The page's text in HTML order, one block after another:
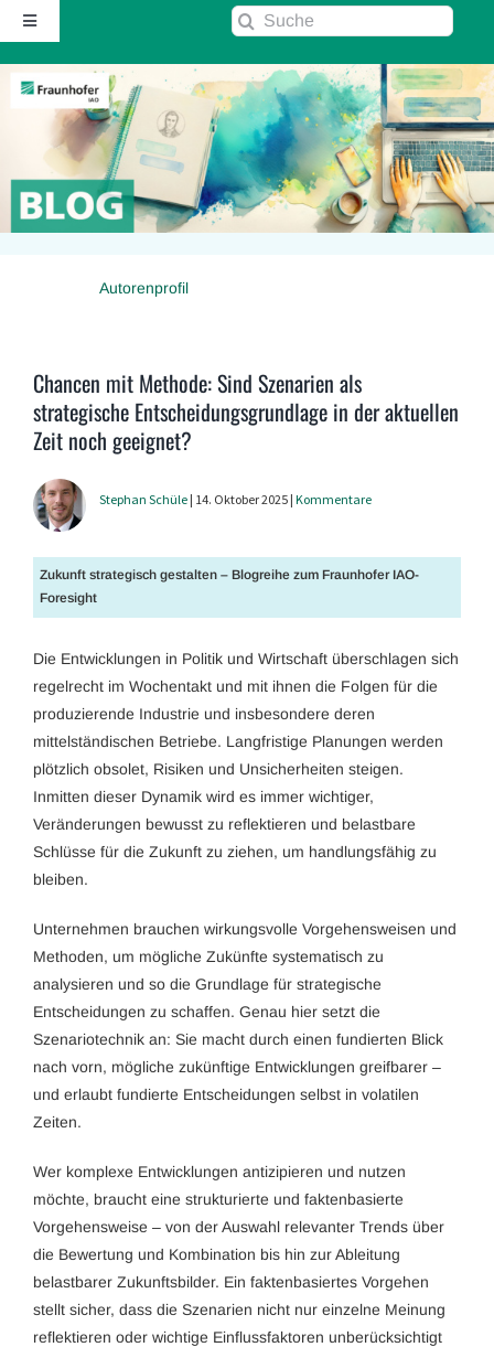
Zum
Inhalt
springen
Toggle
Navigation
Startseite
Über diesen Blog
Kontakt
Kommentarrichtlinie
Fraunhofer IAO ↗
Suche
Autorenprofil
Chancen mit Methode: Sind Szenarien als
strategische Entscheidungsgrundlage in der aktuellen
Zeit noch geeignet?
Stephan Schüle | 14. Oktober 2025 | Kommentare
Zukunft strategisch gestalten – Blogreihe zum Fraunhofer IAO-
Foresight
Die Entwicklungen in Politik und Wirtschaft überschlagen sich
regelrecht im Wochentakt und mit ihnen die Folgen für die
produzierende Industrie und insbesondere deren
mittelständischen Betriebe. Langfristige Planungen werden
plötzlich obsolet, Risiken und Unsicherheiten steigen.
Inmitten dieser Dynamik wird es immer wichtiger,
Veränderungen bewusst zu reflektieren und belastbare
Schlüsse für die Zukunft zu ziehen, um handlungsfähig zu
bleiben.
Unternehmen brauchen wirkungsvolle Vorgehensweisen und
Methoden, um mögliche Zukünfte systematisch zu
analysieren und so die Grundlage für strategische
Entscheidungen zu schaffen. Genau hier setzt die
Szenariotechnik an: Sie macht durch einen fundierten Blick
nach vorn, mögliche zukünftige Entwicklungen greifbarer –
und erlaubt fundierte Entscheidungen selbst in volatilen
Zeiten.
Wer komplexe Entwicklungen antizipieren und nutzen
möchte, braucht eine strukturierte und faktenbasierte
Vorgehensweise – von der Auswahl relevanter Trends über
die Bewertung und Kombination bis hin zur Ableitung
belastbarer Zukunftsbilder. Ein faktenbasiertes Vorgehen
stellt sicher, dass die Szenarien nicht nur einzelne Meinung
reflektieren oder wichtige Einflussfaktoren unberücksichtigt